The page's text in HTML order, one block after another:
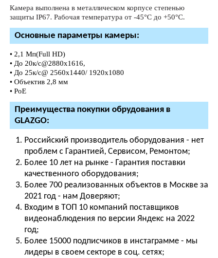
Камера выполнена в металлическом корпусе степенью
защиты IP67. Рабочая температура от -45°С до +50°С.
Основные параметры камеры:
• 2,1 Мп(Full HD)
• До 20к/с@2880х1616,
• До 25к/с@ 2560x1440/ 1920х1080
• Объектив 2,8 мм
• PoE
Преимущества покупки обрудования в
GLAZGO:
Российский производитель оборудования - нет
проблем с Гарантией, Сервисом, Ремонтом;
Более 10 лет на рынке - Гарантия поставки
качественного оборудования;
Более 700 реализованных объектов в Москве за
2021 год - нам Доверяют;
Входим в ТОП 10 компаний поставщиков
видеонаблюдения по версии Яндекс на 2022
год;
Более 15000 подписчиков в инстаграмме - мы
лидеры в своем секторе в соц. сетях;